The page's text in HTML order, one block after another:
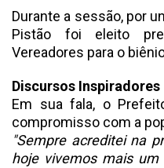
Durante a sessão, por
Pistão foi eleito
Vereadores para o
Discursos Inspiradores
Em sua fala, o
compromisso com a
"Sempre acreditei na
hoje vivemos mais